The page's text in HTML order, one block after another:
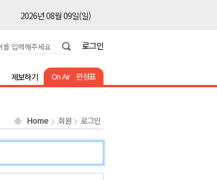
2026년 08월 09일(일)
2026년 08월 09일(일)
2026년 08월 09일(일)
2026년 08월 09일(일)
2026년 08월 09일(일)
로그인
On Air 편성표
제보하기
Home 회원 로그인